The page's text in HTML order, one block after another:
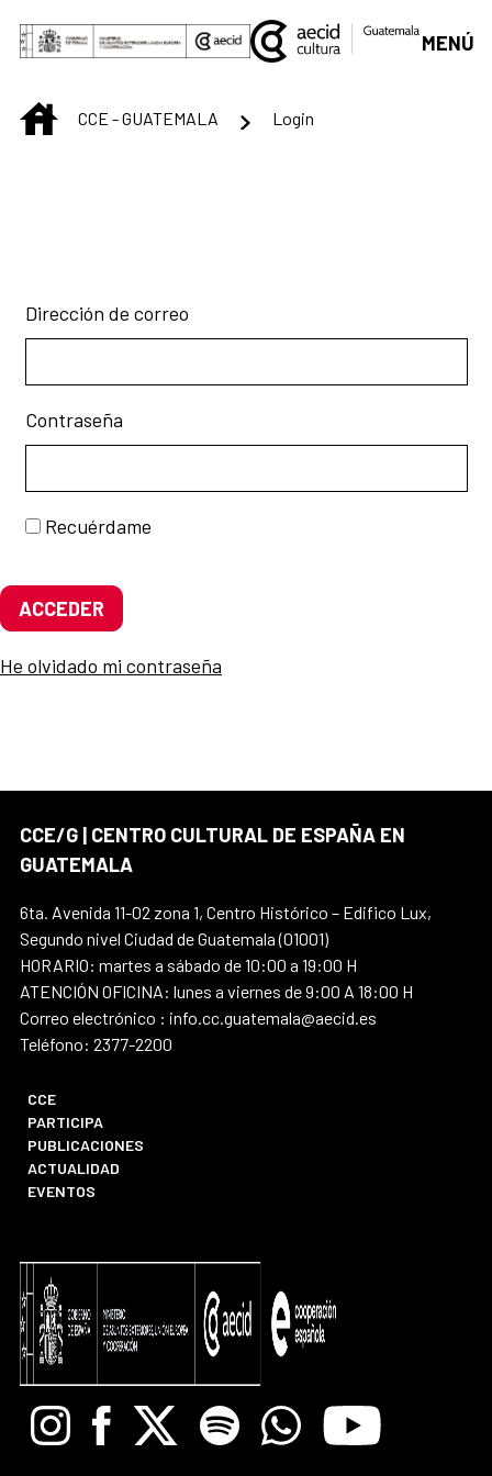
Saltar al contenido principal
MENÚ
INICIOCCE - GUATEMALA Login
Login
Dirección de correo
Contraseña
Recuérdame
ACCEDER
He olvidado mi contraseña
CCE/G | CENTRO CULTURAL DE ESPAÑA EN
GUATEMALA
6ta. Avenida 11-02 zona 1, Centro Histórico – Edifico Lux,
Segundo nivel Ciudad de Guatemala (01001)
HORARIO: martes a sábado de 10:00 a 19:00 H
ATENCIÓN OFICINA: lunes a viernes de 9:00 A 18:00 H
Correo electrónico : info.cc.guatemala@aecid.es
Teléfono: 2377-2200
CCE
PARTICIPA
PUBLICACIONES
ACTUALIDAD
EVENTOS
InstagramFacebook
X Spotify WhatsappYoutube